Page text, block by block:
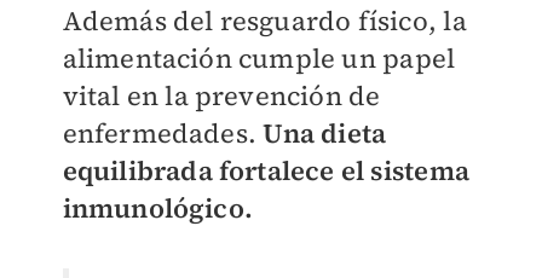
Además del resguardo físico, la
alimentación cumple un papel
vital en la prevención de
enfermedades. Una dieta
equilibrada fortalece el sistema
inmunológico.